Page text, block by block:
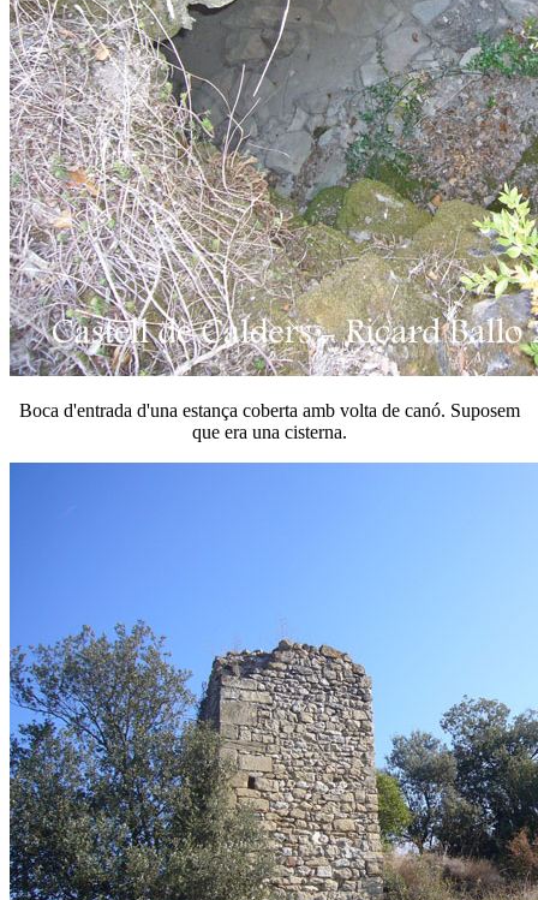
Boca d'entrada d'una estança coberta amb volta de canó. Suposem
que era una cisterna.